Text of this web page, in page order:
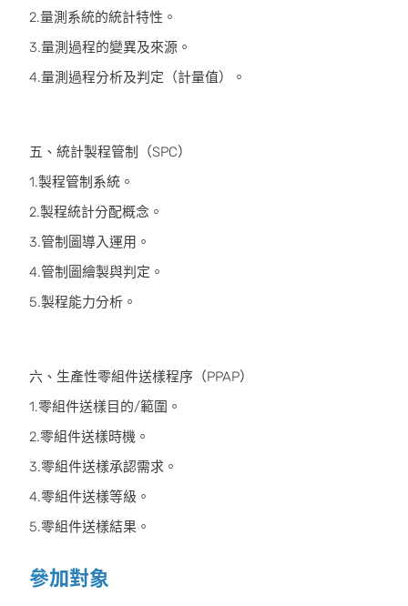
2.量測系統的統計特性。
3.量測過程的變異及來源。
4.量測過程分析及判定（計量值）。
五、統計製程管制（SPC）
1.製程管制系統。
2.製程統計分配概念。
3.管制圖導入運用。
4.管制圖繪製與判定。
5.製程能力分析。
六、生產性零組件送樣程序（PPAP）
1.零組件送樣目的/範圍。
2.零組件送樣時機。
3.零組件送樣承認需求。
4.零組件送樣等級。
5.零組件送樣結果。
參加對象